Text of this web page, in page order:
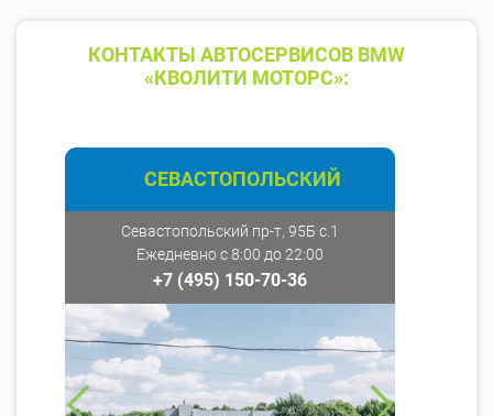
КОНТАКТЫ АВТОСЕРВИСОВ BMW
«КВОЛИТИ МОТОРС»:
СЕВАСТОПОЛЬСКИЙ
Севастопольский пр-т, 95Б с.1
Ежедневно с 8:00 до 22:00
+7 (495) 150-70-36